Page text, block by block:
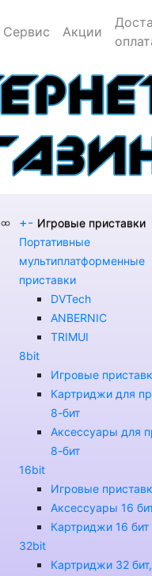
Сервис Акции
+- Игровые приставки
Портативные
мультиплатформенные
приставки
DVTech
ANBERNIC
TRIMUI
8bit
Игровые
Картриджи для
8-бит
Аксессуары для
8-бит
16bit
Игровые
Аксессуары 16
Картриджи 16 бит
32bit
Картриджи 32 бит,